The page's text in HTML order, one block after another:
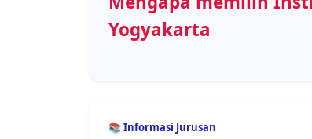
Yogyakarta
📚 Informasi Jurusan